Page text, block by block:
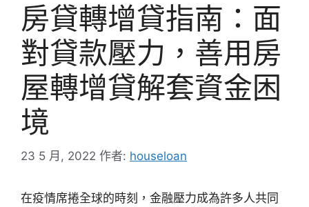
房貸轉增貸指南：面
對貸款壓力，善用房
屋轉增貸解套資金困
境
23 5 月, 2022 作者: houseloan
在疫情席捲全球的時刻，金融壓力成為許多人共同